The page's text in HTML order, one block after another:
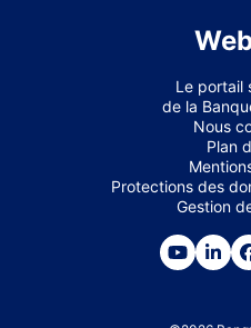
Le portail
de la
Nous
Plan
Protections des
Gestion